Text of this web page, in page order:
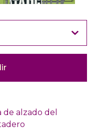
alzado del